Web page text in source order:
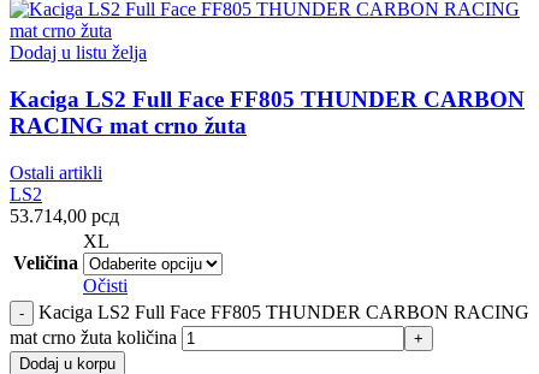
Dodaj u listu želja
Kaciga LS2 Full Face FF805 THUNDER CARBON
RACING mat crno žuta
Ostali artikli
LS2
53.714,00 рсд
Veličina
XL
Očisti
Kaciga LS2 Full Face FF805 THUNDER CARBON RACING
mat crno žuta količina
Dodaj u korpu